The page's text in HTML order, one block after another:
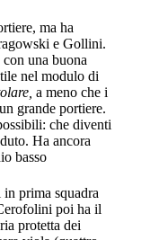
ma ha
e Gollini.
una buona
nel modulo di
a meno che i
grande portiere.
che diventi
Ha ancora
basso
prima squadra
poi ha il
protetta dei